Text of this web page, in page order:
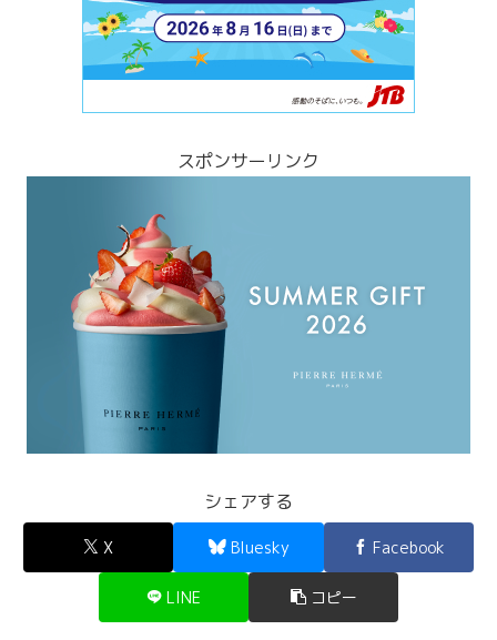
スポンサーリンク
シェアする
X Bluesky Facebook
LINE コピー